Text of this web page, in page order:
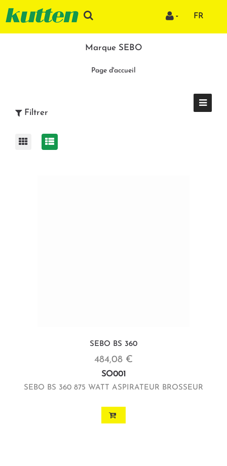
FR
Marque SEBO
Page d'accueil
Filtrer
SEBO BS 360
484,08 €
SO001
SEBO BS 360 875 WATT ASPIRATEUR BROSSEUR